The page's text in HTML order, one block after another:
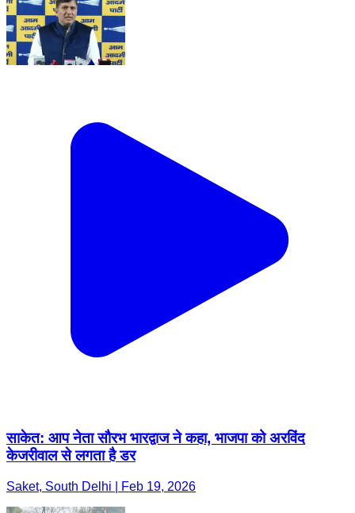
साकेत: आप नेता सौरभ भारद्वाज ने कहा, भाजपा को अरविंद
केजरीवाल से लगता है डर
Saket, South Delhi | Feb 19, 2026